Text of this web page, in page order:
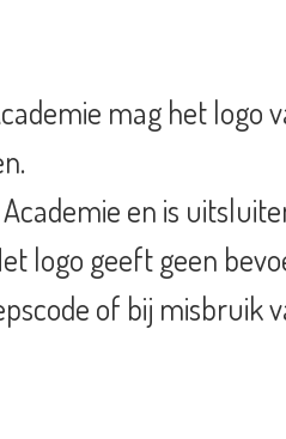
mag het logo
en is
logo geeft geen
of bij misbruik